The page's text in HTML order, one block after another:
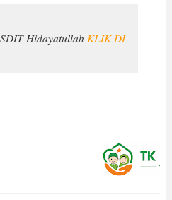
Hidayatullah KLIK DI